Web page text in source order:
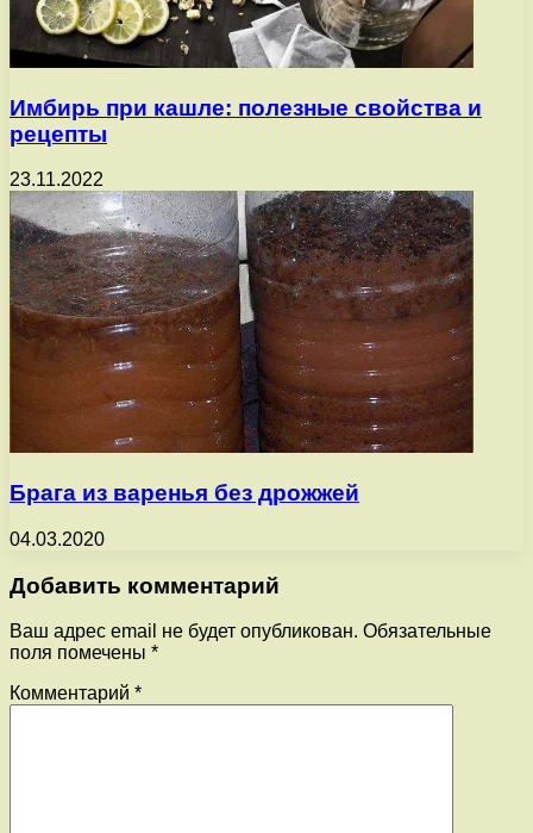
Имбирь при кашле: полезные свойства и
рецепты
23.11.2022
Брага из варенья без дрожжей
04.03.2020
Добавить комментарий
Ваш адрес email не будет опубликован. Обязательные
поля помечены *
Комментарий *